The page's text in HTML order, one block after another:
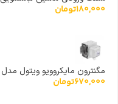
180,000تومان
مگنترون مایکروویو ویتول مدل 2M319J
670,000تومان